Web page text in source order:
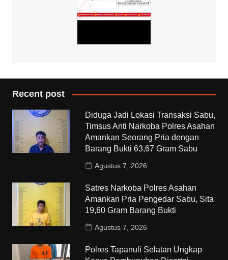
Recent post
Diduga Jadi Lokasi Transaksi Sabu,
Timsus Anti Narkoba Polres Asahan
Amankan Seorang Pria dengan
Barang Bukti 63,67 Gram Sabu
Agustus 7, 2026
Satres Narkoba Polres Asahan
Amankan Pria Pengedar Sabu, Sita
19,60 Gram Barang Bukti
Agustus 7, 2026
Polres Tapanuli Selatan Ungkap